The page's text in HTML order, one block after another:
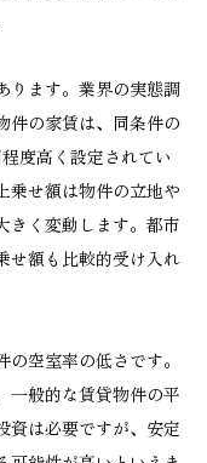
ります。業界の実態調
件の家賃は、同条件の
度高く設定されてい
乗せ額は物件の立地や
きく変動します。都市
せ額も比較的受け入れ
空室率の低さです。
一般的な賃貸物件の平
資は必要ですが、安定